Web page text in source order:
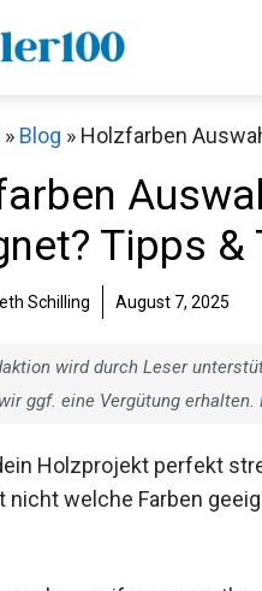
» Blog » Holzfarben
Tipps &
Schilling August 7, 2025
wird durch Leser
ggf. eine Vergütung erhalten.
Holzprojekt perfekt
nicht welche Farben